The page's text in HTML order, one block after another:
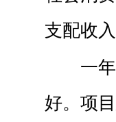
支配收
一
好。项